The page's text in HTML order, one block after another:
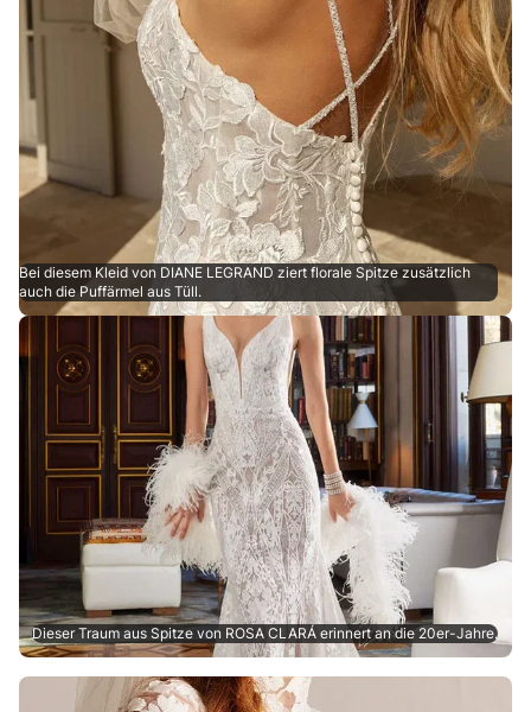
Bei diesem Kleid von DIANE LEGRAND ziert florale Spitze zusätzlich
auch die Puffärmel aus Tüll.
Dieser Traum aus Spitze von ROSA CLARÁ erinnert an die 20er-Jahre.